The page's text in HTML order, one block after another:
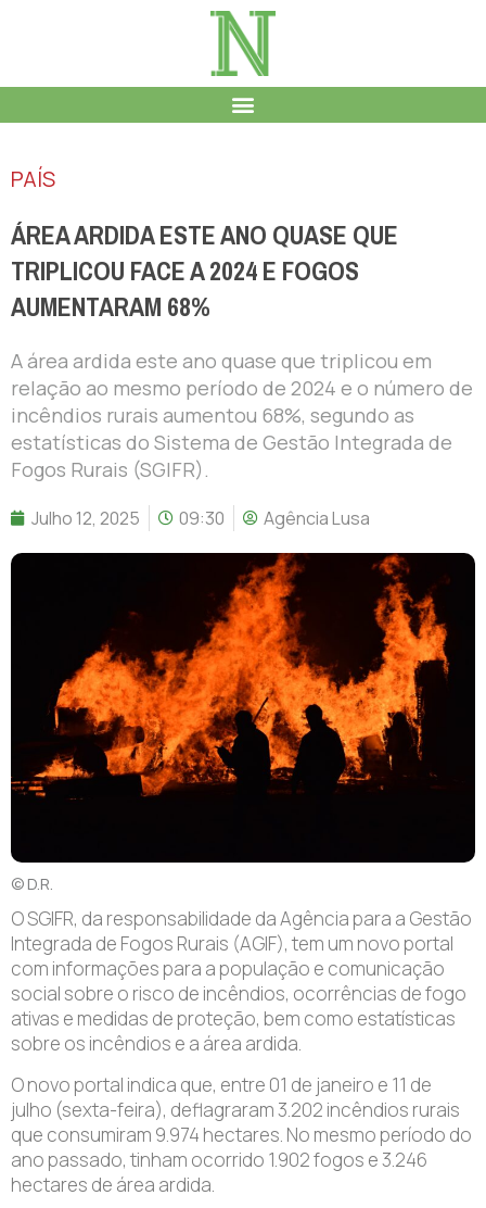
PAÍS
ÁREA ARDIDA ESTE ANO QUASE QUE
TRIPLICOU FACE A 2024 E FOGOS
AUMENTARAM 68%
A área ardida este ano quase que triplicou em
relação ao mesmo período de 2024 e o número de
incêndios rurais aumentou 68%, segundo as
estatísticas do Sistema de Gestão Integrada de
Fogos Rurais (SGIFR).
Julho 12, 2025 09:30 Agência Lusa
© D.R.
O SGIFR, da responsabilidade da Agência para a Gestão
Integrada de Fogos Rurais (AGIF), tem um novo portal
com informações para a população e comunicação
social sobre o risco de incêndios, ocorrências de fogo
ativas e medidas de proteção, bem como estatísticas
sobre os incêndios e a área ardida.
O novo portal indica que, entre 01 de janeiro e 11 de
julho (sexta-feira), deflagraram 3.202 incêndios rurais
que consumiram 9.974 hectares. No mesmo período do
ano passado, tinham ocorrido 1.902 fogos e 3.246
hectares de área ardida.